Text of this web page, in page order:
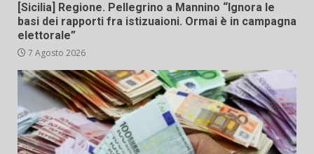
[Sicilia] Regione. Pellegrino a Mannino “Ignora le
basi dei rapporti fra istizuaioni. Ormai è in campagna
elettorale”
7 Agosto 2026